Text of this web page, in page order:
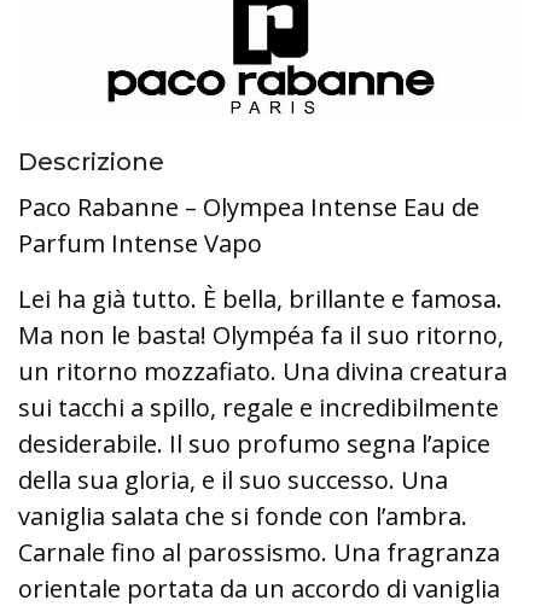
Descrizione
Paco Rabanne – Olympea Intense Eau de
Parfum Intense Vapo
Lei ha già tutto. È bella, brillante e famosa.
Ma non le basta! Olympéa fa il suo ritorno,
un ritorno mozzafiato. Una divina creatura
sui tacchi a spillo, regale e incredibilmente
desiderabile. Il suo profumo segna l’apice
della sua gloria, e il suo successo. Una
vaniglia salata che si fonde con l’ambra.
Carnale fino al parossismo. Una fragranza
orientale portata da un accordo di vaniglia